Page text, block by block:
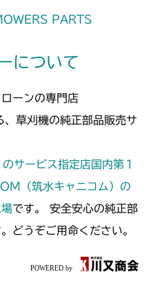
PARTS
について
ーンの専門店
草刈機の純正部品販売サ
サービス指定店国内第１
（筑水キャニコム）の
です。 安全安心の純正部
どうぞご用命ください。